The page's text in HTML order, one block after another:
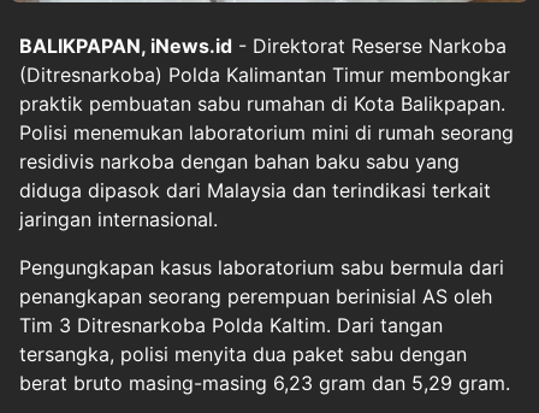
BALIKPAPAN, iNews.id - Direktorat Reserse Narkoba
(Ditresnarkoba) Polda Kalimantan Timur membongkar
praktik pembuatan sabu rumahan di Kota Balikpapan.
Polisi menemukan laboratorium mini di rumah seorang
residivis narkoba dengan bahan baku sabu yang
diduga dipasok dari Malaysia dan terindikasi terkait
jaringan internasional.
Pengungkapan kasus laboratorium sabu bermula dari
penangkapan seorang perempuan berinisial AS oleh
Tim 3 Ditresnarkoba Polda Kaltim. Dari tangan
tersangka, polisi menyita dua paket sabu dengan
berat bruto masing-masing 6,23 gram dan 5,29 gram.